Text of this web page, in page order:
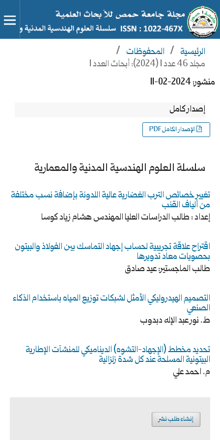
الرئيسية / المحفوظات /
مجلد 46 عدد 1 (2024): أبحاث العدد 1
منشور:2024-02-11
إصدار كامل
الإصدار الكامل PDF
سلسلة العلوم الهندسية المدنية والمعمارية
تغيير خصائص الترب الغضارية عالية اللدونة بإضافة نسب مختلفة
من ألياف القنب
إعداد : طالب الدراسات العليا المهندس هشام زياد كوسا
اقتراح علاقة تجريبية لحساب إجهاد التماسك بين الفولاذ والبيتون
بحصويات معاد تدويرها
طالب الماجستير: عيد صادق
التصميم الهيدروليكي الأمثل لشبكات توزيع المياه باستخدام الذكاء
الصنعي
ط. نور عبد الإله دبدوب
تحديد مخطط (الإجهاد-التشوه) الديناميكي للمنشآت الإطارية
البيتونية المسلحة عند كل شدة زلزالية
م. احمد علي
إنشاء طلب نشر